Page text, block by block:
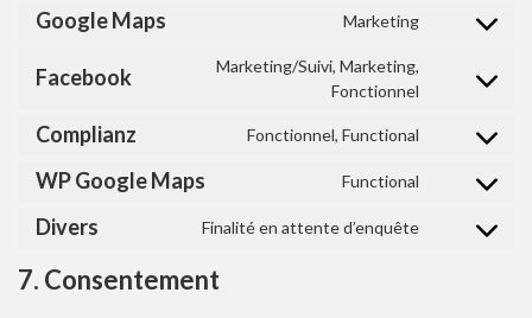
Google Maps Marketing CONSENT
Facebook
Marketing/Suivi, Marketing,
Fonctionnel
CONSENT
Complianz Fonctionnel, Functional CONSENT
WP Google Maps Functional CONSENT
Divers Finalité en attente d’enquête CONSENT
7. Consentement